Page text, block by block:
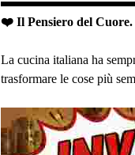
❤️ Il Pensiero del Cuore.
La cucina italiana ha
trasformare le cose più